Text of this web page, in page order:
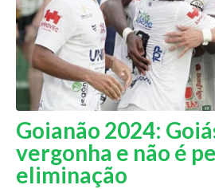
Goianão 2024:
vergonha e não é
eliminação